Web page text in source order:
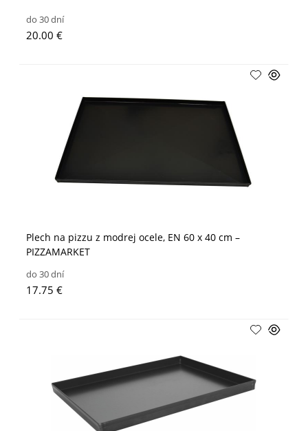
do 30 dní
20.00 €
Plech na pizzu z modrej ocele, EN 60 x 40 cm –
PIZZAMARKET
do 30 dní
17.75 €